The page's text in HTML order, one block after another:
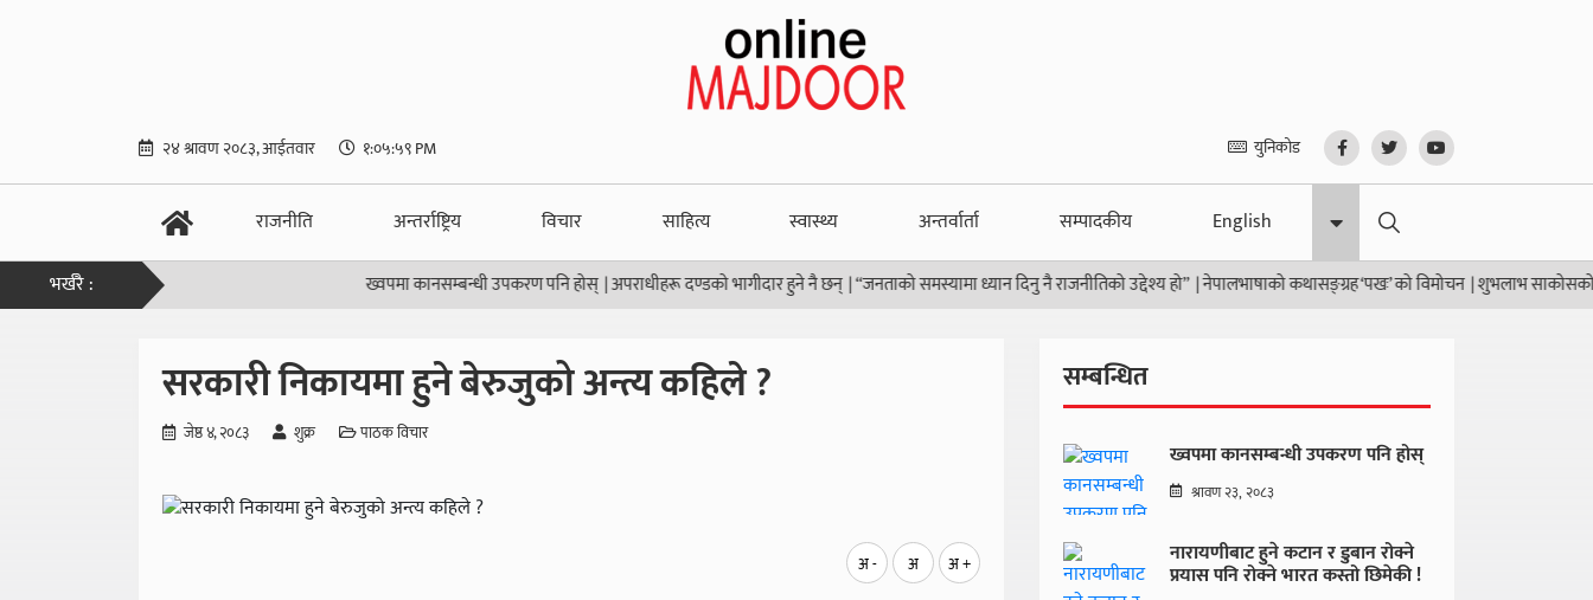
२४ श्रावण २०८३, आईतवार १:०६:०० PM युनिकोड
राजनीति अन्तर्राष्ट्रिय विचार साहित्य स्वास्थ्य अन्तर्वार्ता सम्पादकीय
English
भर्खरै :
ख्वपमा कानसम्बन्धी उपकरण पनि होस् |अपराधीहरू दण्डको भागीदार हुने नै छन् |“जनताको समस्यामा ध्यान दिनु नै राजनीतिको उद्देश्य हो” |नेपालभाषाको कथासङ्ग्रह ‘पखः’ को विमोचन |शुभलाभ साकोसको वार्षिक
सरकारी निकायमा हुने बेरुजुको अन्त्य कहिले ?
जेष्ठ ४, २०८३ शुक्र पाठक विचार
अ - अ अ +
सम्बन्धित
ख्वपमा कानसम्बन्धी उपकरण पनि होस्
श्रावण २३, २०८३
नारायणीबाट हुने कटान र डुबान रोक्ने
प्रयास पनि रोक्ने भारत कस्तो छिमेकी !